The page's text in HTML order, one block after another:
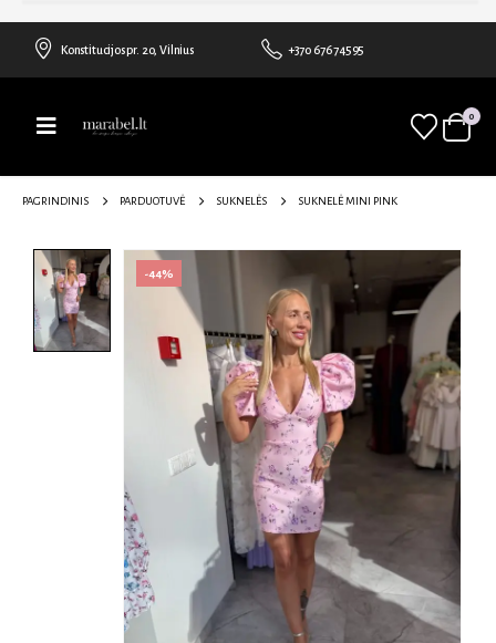
Konstitucijos pr. 20, Vilnius +370 676 74595
0
PAGRINDINIS PARDUOTUVĖ SUKNELĖS SUKNELĖ MINI PINK
-44%